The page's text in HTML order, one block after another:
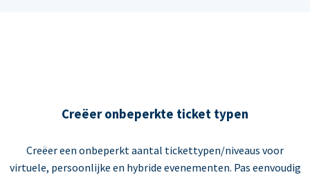
Creëer onbeperkte ticket typen
Creëer een onbeperkt aantal tickettypen/niveaus voor
virtuele, persoonlijke en hybride evenementen. Pas eenvoudig